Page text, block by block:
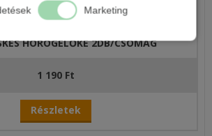
Marketing
HOROGELŐKE 2DB/CSOMAG
1 190 Ft
Részletek